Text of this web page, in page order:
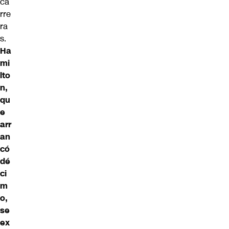
rre
ra
s.
Ha
mi
lto
n,
qu
e
arr
an
có
dé
ci
m
o,
se
ex